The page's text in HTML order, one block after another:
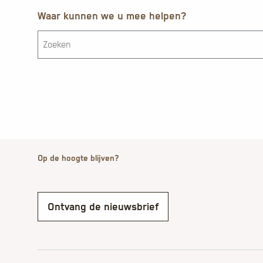
Waar kunnen we u mee helpen?
Op de hoogte blijven?
Ontvang de nieuwsbrief